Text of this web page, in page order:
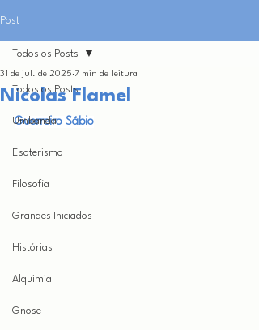
Post
Todos os Posts
Umbanda
Esoterismo
Filosofia
Grandes Iniciados
Histórias
Alquimia
Gnose
Todos os Posts
Nicolas Flamel
31 de jul. de 2025 7 min de leitura
Guerreiro Sábio